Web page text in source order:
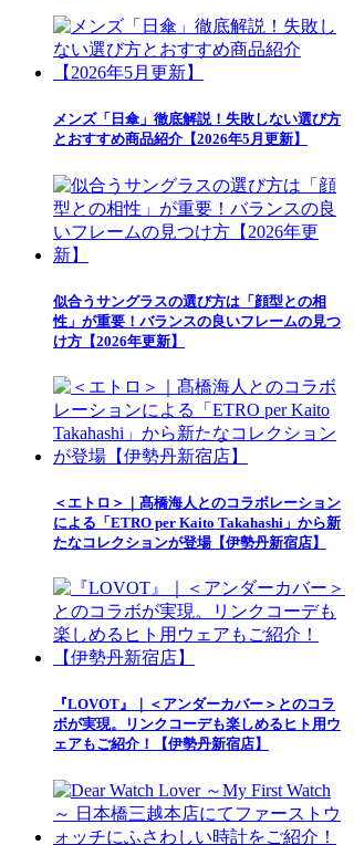
メンズ「日傘」徹底解説！失敗しない選び方
とおすすめ商品紹介【2026年5月更新】
似合うサングラスの選び方は「顔型との相
性」が重要！バランスの良いフレームの見つ
け方【2026年更新】
＜エトロ＞｜髙橋海人とのコラボレーション
による「ETRO per Kaito Takahashi」から新
たなコレクションが登場【伊勢丹新宿店】
『LOVOT』｜＜アンダーカバー＞とのコラ
ボが実現。リンクコーデも楽しめるヒト用ウ
ェアもご紹介！【伊勢丹新宿店】